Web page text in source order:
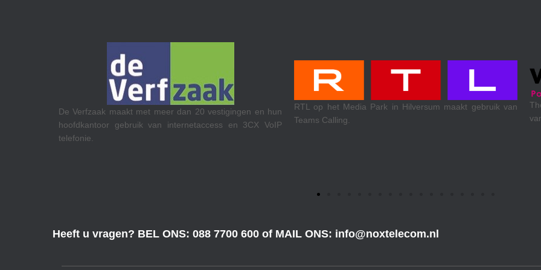
De Verfzaak maakt met meer dan 20 vestigingen en hun
hoofdkantoor gebruik van internetaccess en 3CX VoIP
telefonie.
RTL op het Media Park in Hilversum maakt gebruik van
Teams Calling.
Heeft u vragen? BEL ONS: 088 7700 600 of MAIL ONS: info@noxtelecom.nl